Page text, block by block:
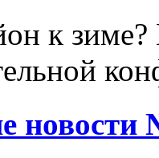
к зиме?
новости